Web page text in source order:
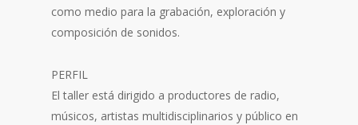
como medio para la grabación, exploración y
composición de sonidos.
PERFIL
El taller está dirigido a productores de radio,
músicos, artistas multidisciplinarios y público en